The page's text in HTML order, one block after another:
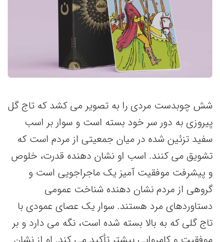
شش چوبدست مردی را به تصویر می کشد که تاج گل
پیروزی به دور سر خود بسته است و سوار بر اسب
سفید تزئین شده در میان جمعیتی از مردم است که
تشویق می کنند. اسب او نشان دهنده قدرت، خلوص
و پیشرفت موفقیت آمیز یک ماجراجویی است و
گروهی از مردم نشان دهنده شناخت عمومی
دستاوردهای مرد هستند. سوار یک عصای عمودی با
تاج گلی که به بالا بسته شده است، نگه می دارد و بر